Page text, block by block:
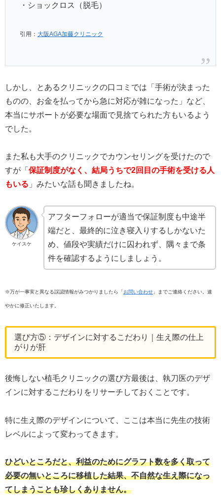
・ショックロス（脱毛）
引用： 大阪AGA加藤クリニック
しかし、とあるクリニックの口コミでは「手術が決まった
ものの、お金を払ってから急に対応が雑になった」など、
本当にサポートが必要な場面で見捨てられた方もいるよう
でした。
また私も大手のクリニックでカウンセリングを受けたので
すが「 保証制度がなく、結局うちで2回目の手術を受ける人
もいる 」みたいな話も聞きましたね。
ケイスケ
アフターフォローが適当で保証制度も中途半
端だと、最終的に泣き寝入りするしかないた
め、値段や実績だけに囚われず、隅々まで条
件を確認するようにしましょう。
※万が一事実と異なる誤認情報がみつかりましたら「お問い合わせ 」までご連絡ください。速
やかに修正いたします。
選び方⑤：デザインに対するこだわり｜生え際の仕上
がりが肝
後悔しない植毛クリニックの選び方最後は、執刀医のデザ
インに対するこだわりをリサーチしておくことです。
特に生え際のデザインについて、ここは本当に先生の技術
レベルによって変わってきます。
ひどいところだと、利益のためにグラフト数を多く取って
必要の無いところに移植した結果、不自然な生え際になっ
てしまうことも珍しくありません。